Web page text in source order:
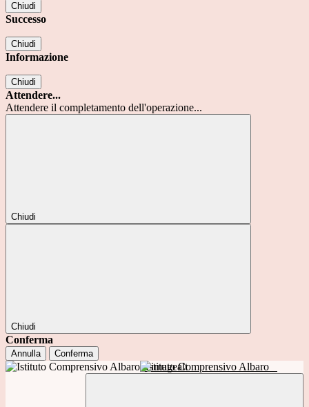
Chiudi
Successo
Chiudi
Informazione
Chiudi
Attendere...
Attendere il completamento dell'operazione...
Chiudi
Chiudi
Conferma
Annulla Conferma
Istituto Comprensivo Albaro